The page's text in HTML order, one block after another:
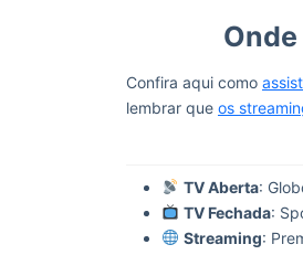
Confira aqui como
lembrar que os
TV Aberta:
TV Fechada:
Streaming: